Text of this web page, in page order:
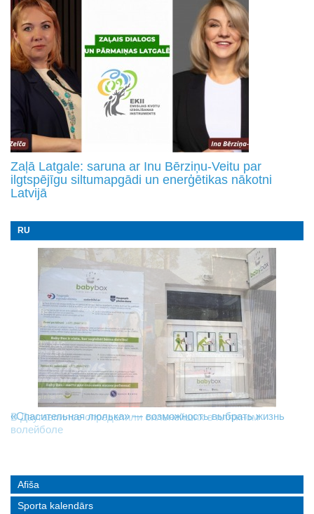
Zaļā Latgale: saruna ar Inu Bērziņu-Veitu par
ilgtspējīgu siltumapgādi un enerģētikas nākotni
Latvijā
RU
В Даугавпилсе определили сильнейших в пляжном
волейболе
«Спасительная люлька» — возможность выбрать жизнь
Новое поколение пограничников: Даугавпилсское
управление пополнили молодые специалисты
Afiša
Sporta kalendārs